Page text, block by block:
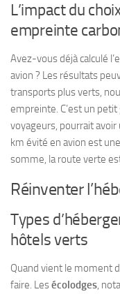
L’impact du
empreinte
Avez-vous déjà calculé
avion ? Les résultats
transports plus verts,
empreinte. C’est un
voyageurs, pourrait avoir
km évité en avion est
somme, la route verte
Réinventer
Types
hôtels verts
Quand vient le moment
faire. Lesécolodges,